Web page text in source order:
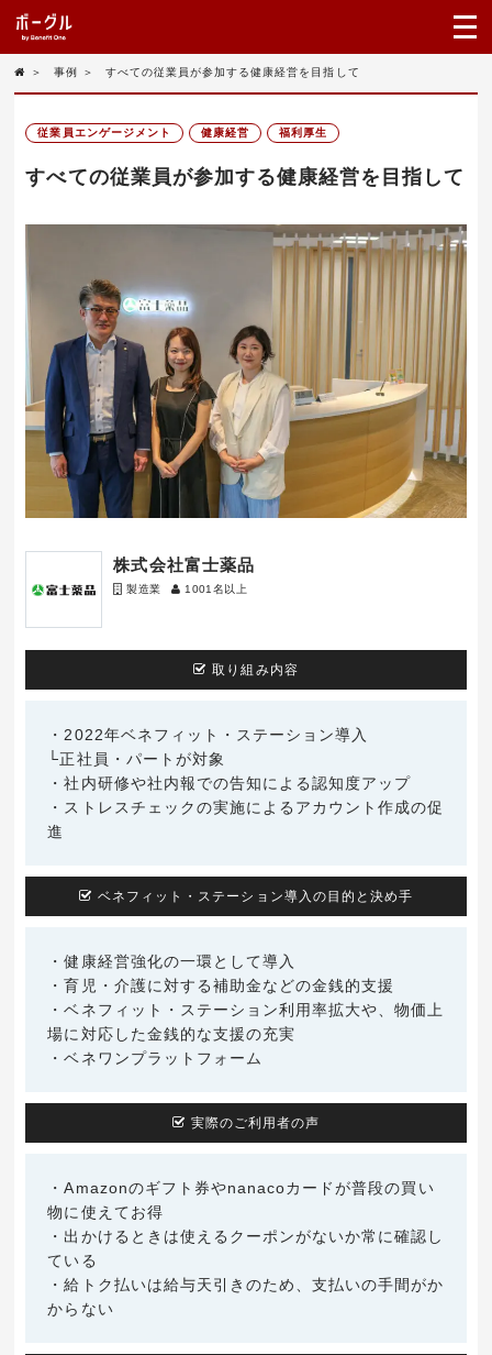
＞ 事例 ＞ すべての従業員が参加する健康経営を目指して
従業員エンゲージメント 健康経営 福利厚生
すべての従業員が参加する健康経営を目指して
株式会社富士薬品
製造業 1001名以上
取り組み内容
・2022年ベネフィット・ステーション導入
└正社員・パートが対象
・社内研修や社内報での告知による認知度アップ
・ストレスチェックの実施によるアカウント作成の促
進
ベネフィット・ステーション導入の目的と決め手
・健康経営強化の一環として導入
・育児・介護に対する補助金などの金銭的支援
・ベネフィット・ステーション利用率拡大や、物価上
場に対応した金銭的な支援の充実
・ベネワンプラットフォーム
実際のご利用者の声
・Amazonのギフト券やnanacoカードが普段の買い
物に使えてお得
・出かけるときは使えるクーポンがないか常に確認し
ている
・給トク払いは給与天引きのため、支払いの手間がか
からない